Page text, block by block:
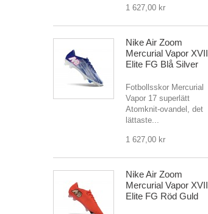
1 627,00 kr
Nike Air Zoom
Mercurial Vapor XVII
Elite FG Blå Silver
Fotbollsskor Mercurial
Vapor 17 superlätt
Atomknit-ovandel, det
lättaste...
1 627,00 kr
Nike Air Zoom
Mercurial Vapor XVII
Elite FG Röd Guld